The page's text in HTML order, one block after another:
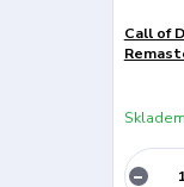
Call of
Skladem